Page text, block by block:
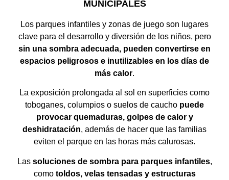
MUNICIPALES
Los parques infantiles y zonas de juego son lugares
clave para el desarrollo y diversión de los niños, pero
sin una sombra adecuada, pueden convertirse en
espacios peligrosos e inutilizables en los días de
más calor.
La exposición prolongada al sol en superficies como
toboganes, columpios o suelos de caucho puede
provocar quemaduras, golpes de calor y
deshidratación, además de hacer que las familias
eviten el parque en las horas más calurosas.
Las soluciones de sombra para parques infantiles,
como toldos, velas tensadas y estructuras